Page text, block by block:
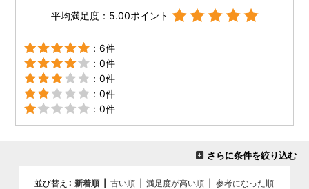
平均満足度：5.00ポイント
：6件
：0件
：0件
：0件
：0件
さらに条件を絞り込む
並び替え 新着順 古い順 満足度が高い順 参考になった順